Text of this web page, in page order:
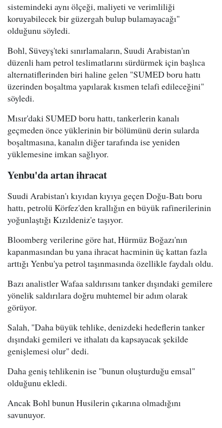
sistemindeki aynı ölçeği, maliyeti ve verimliliği
koruyabilecek bir güzergah bulup bulamayacağı"
olduğunu söyledi.
Bohl, Süveyş'teki sınırlamaların, Suudi Arabistan'ın
düzenli ham petrol teslimatlarını sürdürmek için başlıca
alternatiflerinden biri haline gelen "SUMED boru hattı
üzerinden boşaltma yapılarak kısmen telafi edileceğini"
söyledi.
Mısır'daki SUMED boru hattı, tankerlerin kanalı
geçmeden önce yüklerinin bir bölümünü derin sularda
boşaltmasına, kanalın diğer tarafında ise yeniden
yüklemesine imkan sağlıyor.
Yenbu'da artan ihracat
Suudi Arabistan'ı kıyıdan kıyıya geçen Doğu-Batı boru
hattı, petrolü Körfez'den krallığın en büyük rafinerilerinin
yoğunlaştığı Kızıldeniz'e taşıyor.
Bloomberg verilerine göre hat, Hürmüz Boğazı'nın
kapanmasından bu yana ihracat hacminin üç kattan fazla
arttığı Yenbu'ya petrol taşınmasında özellikle faydalı oldu.
Bazı analistler Wafaa saldırısını tanker dışındaki gemilere
yönelik saldırılara doğru muhtemel bir adım olarak
görüyor.
Salah, "Daha büyük tehlike, denizdeki hedeflerin tanker
dışındaki gemileri ve ithalatı da kapsayacak şekilde
genişlemesi olur" dedi.
Daha geniş tehlikenin ise "bunun oluşturduğu emsal"
olduğunu ekledi.
Ancak Bohl bunun Husilerin çıkarına olmadığını
savunuyor.